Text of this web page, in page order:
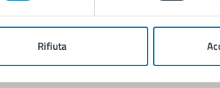
Rifiuta
Segnala disservizio